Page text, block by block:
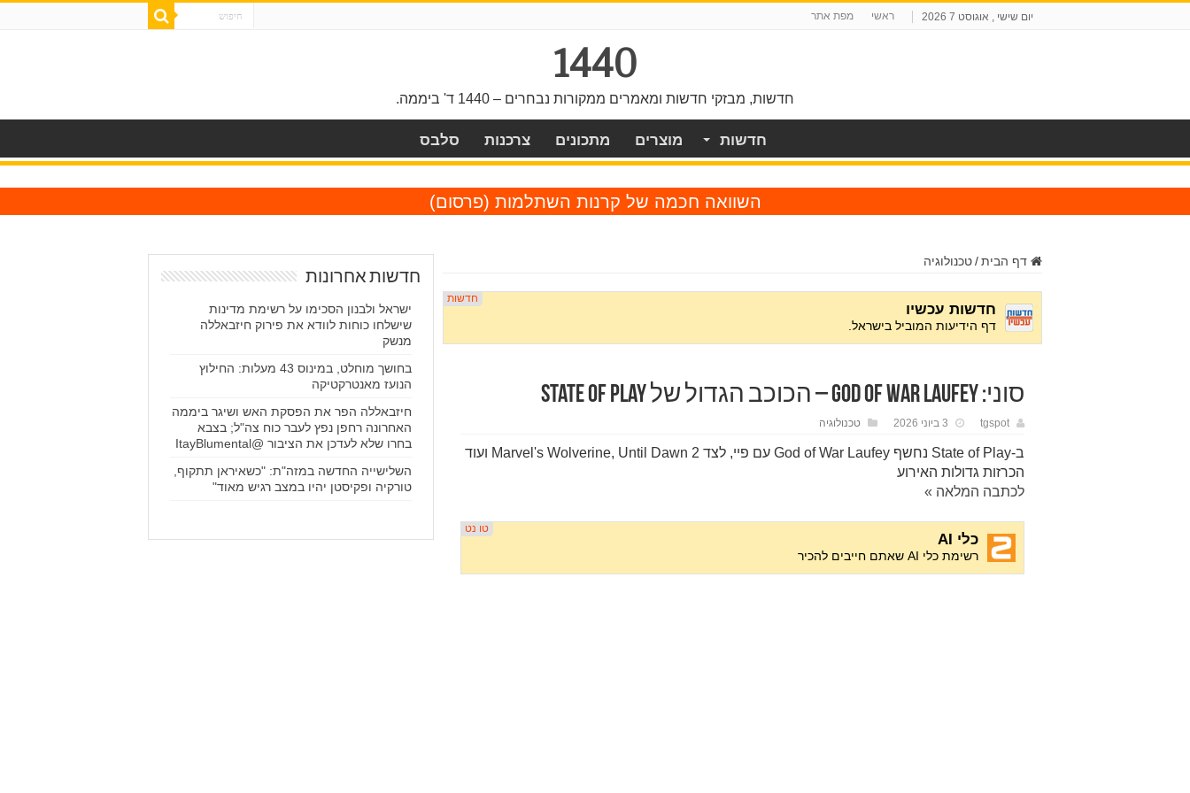
יום שישי , אוגוסט 7 2026 ראשי מפת אתר
1440
חדשות, מבזקי חדשות ומאמרים ממקורות נבחרים – 1440 ד' ביממה.
חדשות מוצרים מתכונים צרכנות סלבס
השוואה חכמה של קרנות השתלמות (פרסום)
דף הבית/טכנולוגיה
סוני: God of War Laufey – הכוכב הגדול של State of Play
tgspot 3 ביוני 2026 טכנולוגיה
ב-State of Play נחשף God of War Laufey עם פיי, לצד Marvel's Wolverine, Until Dawn 2 ועוד
הכרזות גדולות האירוע
לכתבה המלאה »
חדשות אחרונות
ישראל ולבנון הסכימו על רשימת מדינות
שישלחו כוחות לוודא את פירוק חיזבאללה
מנשק
בחושך מוחלט, במינוס 43 מעלות: החילוץ
הנועז מאנטרקטיקה
חיזבאללה הפר את הפסקת האש ושיגר ביממה
האחרונה רחפן נפץ לעבר כוח צה"ל; בצבא
בחרו שלא לעדכן את הציבור @ItayBlumental
השלישייה החדשה במזה"ת: "כשאיראן תתקוף,
טורקיה ופקיסטן יהיו במצב רגיש מאוד"